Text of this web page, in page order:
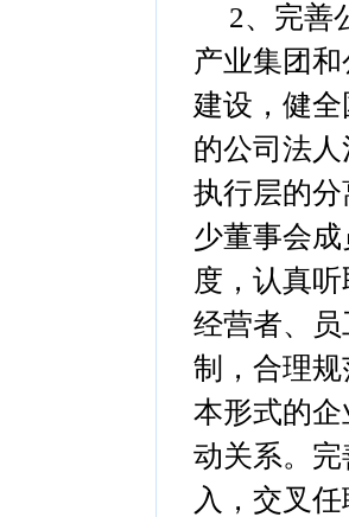
2、完善
产业集团
建设，健
的公司法
执行层的
少董事会
度，认真
经营者、
制，合理
本形式的
动关系。
入，交叉